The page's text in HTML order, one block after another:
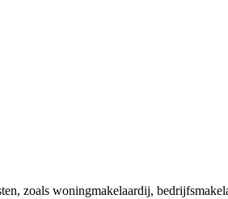
zoals woningmakelaardij,